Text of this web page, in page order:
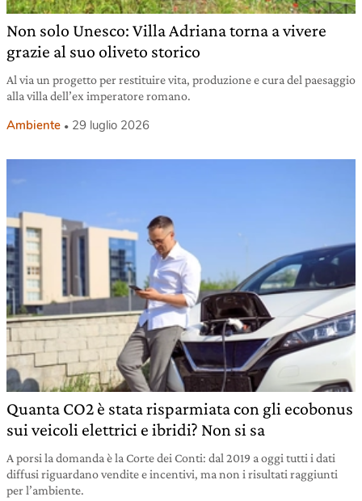
Non solo Unesco: Villa Adriana torna a vivere
grazie al suo oliveto storico
Al via un progetto per restituire vita, produzione e cura del paesaggio
alla villa dell’ex imperatore romano.
Ambiente 29 luglio 2026
Quanta CO2 è stata risparmiata con gli ecobonus
sui veicoli elettrici e ibridi? Non si sa
A porsi la domanda è la Corte dei Conti: dal 2019 a oggi tutti i dati
diffusi riguardano vendite e incentivi, ma non i risultati raggiunti
per l’ambiente.